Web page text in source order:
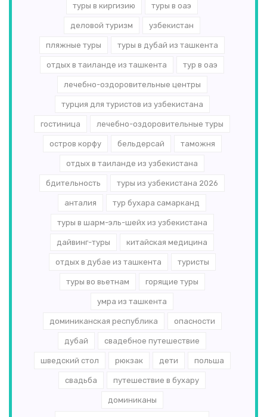
туры в киргизию туры в оаэ
деловой туризм узбекистан
пляжные туры туры в дубай из ташкента
отдых в таиланде из ташкента тур в оаэ
лечебно-оздоровительные центры
турция для туристов из узбекистана
гостиница лечебно-оздоровительные туры
остров корфу бельдерсай таможня
отдых в таиланде из узбекистана
бдительность туры из узбекистана 2026
анталия тур бухара самарканд
туры в шарм-эль-шейх из узбекистана
дайвинг-туры китайская медицина
отдых в дубае из ташкента туристы
туры во вьетнам горящие туры
умра из ташкента
доминиканская республика опасности
дубай свадебное путешествие
шведский стол рюкзак дети польша
свадьба путешествие в бухару
доминиканы